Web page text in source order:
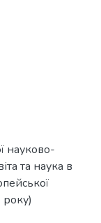
науково-
та наука в
року)